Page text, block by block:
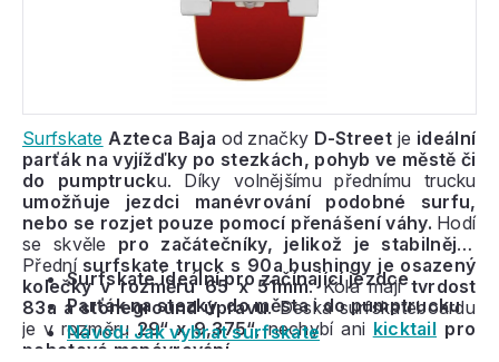
Surfskate Azteca Baja od značky D-Streetje ideální
parťák na vyjížďky po stezkách, pohyb ve městě či
do pumptrucku. Díky volnějšímu přednímu trucku
umožňuje jezdci manévrování podobné surfu,
nebo se rozjet pouze pomocí přenášení váhy. Hodí
se skvěle pro začátečníky, jelikož je stabilnější.
Přední surfskate truck s 90a bushingy je osazený
kolečky v rozměru 65 x 51mm. Kola majítvrdost
83a a stoneground úpravu. Deska surfskateboardu
je v rozměru29“ x 9,375“, nechybí ani kicktail pro
pohotové manévrování.
Surfskate ideální pro začínající jezdce
Parťák na stezky, do města i do pumptrucku
Návod: Jak vybrat surfskate